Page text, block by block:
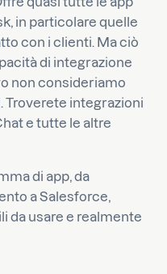
in particolare quelle
con i clienti. Ma ciò
di integrazione
non consideriamo
Troverete integrazioni
e tutte le altre
di app, da
a Salesforce,
da usare e realmente